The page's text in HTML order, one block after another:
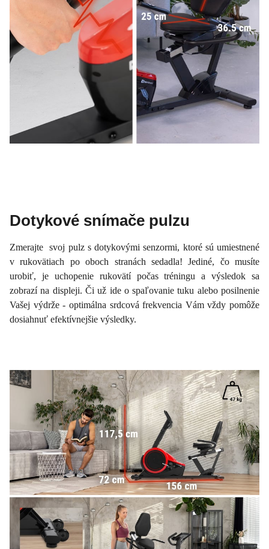
Dotykové snímače pulzu
Zmerajte svoj pulz s dotykovými senzormi, ktoré sú umiestnené
v rukovätiach po oboch stranách sedadla! Jediné, čo musíte
urobiť, je uchopenie rukovätí počas tréningu a výsledok sa
zobrazí na displeji. Či už ide o spaľovanie tuku alebo posilnenie
Vašej výdrže - optimálna srdcová frekvencia Vám vždy pomôže
dosiahnuť efektívnejšie výsledky.